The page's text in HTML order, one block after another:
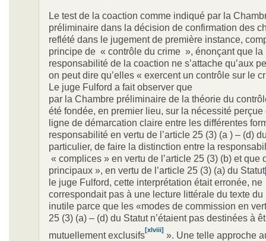
Le test de la coaction comme indiqué par la
préliminaire dans la décision de confirmation des
reflété dans le jugement de première instance,
principe de « contrôle du crime », énonçant que la
responsabilité de la coaction ne s’attache qu’aux
on peut dire qu’elles « exercent un contrôle sur le
Le juge Fulford a fait observer que «
par la Chambre préliminaire de la théorie du
été fondée, en premier lieu, sur la nécessité perçue
ligne de démarcation claire entre les différentes
responsabilité en vertu de l’article 25 (3) (a ) – (d)
particulier, de faire la distinction entre la
« complices » en vertu de l’article 25 (3) (b) et que
principaux », en vertu de l’article 25 (3) (a) du Statut
le juge Fulford, cette interprétation était erronée, ne
correspondait pas à une lecture littérale du texte du
inutile parce que les «modes de commission en
25 (3) (a) – (d) du Statut n’étaient pas destinées à
mutuellement exclusifs[xlviii] ». Une telle approche